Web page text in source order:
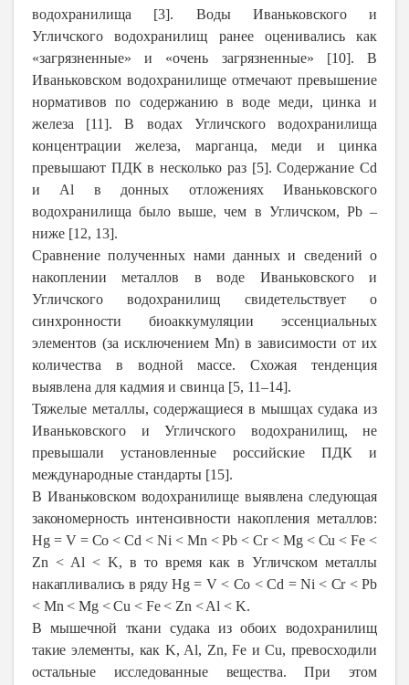
водохранилища [3]. Воды Иваньковского и
Угличского водохранилищ ранее оценивались как
«загрязненные» и «очень загрязненные» [10]. В
Иваньковском водохранилище отмечают превышение
нормативов по содержанию в воде меди, цинка и
железа [11]. В водах Угличского водохранилища
концентрации железа, марганца, меди и цинка
превышают ПДК в несколько раз [5]. Содержание Cd
и Al в донных отложе­ниях Иваньковского
водохранилища было выше, чем в Угличском, Pb –
ниже [12, 13].
Сравнение полученных нами данных и сведений о
накоплении металлов в воде Иваньковского и
Угличского водохранилищ свидетельствует о
синхронности биоаккумуляции эссенциальных
элементов (за исключением Mn) в зависимости от их
количества в водной массе. Схожая тенденция
выявлена для кадмия и свинца [5, 11–14].
Тяжелые металлы, содержащиеся в мышцах судака из
Иваньковского и Угличского водохранилищ, не
превышали установленные российские ПДК и
международные стандарты [15].
В Иваньковском водохранилище выявлена следующая
закономерность интенсивности на­копления металлов:
Hg = V = Co < Cd < Ni < Mn < Pb < Cr < Mg < Cu < Fe <
Zn < Al < K, в то время как в Угличском металлы
накапливались в ряду Hg = V < Co < Cd = Ni < Cr < Pb
< Mn < Mg < Cu < Fe < Zn < Al < K.
В мышечной ткани судака из обоих водохранилищ
такие элементы, как K, Al, Zn, Fe и Cu, превосходили
остальные исследованные вещес­тва. При этом